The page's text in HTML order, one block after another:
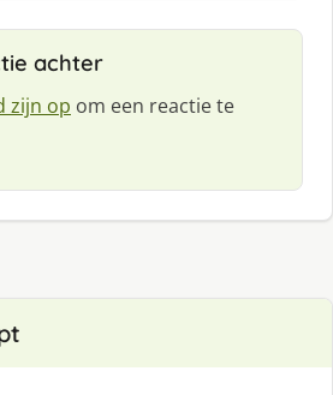
achter
zijn op om een reactie te